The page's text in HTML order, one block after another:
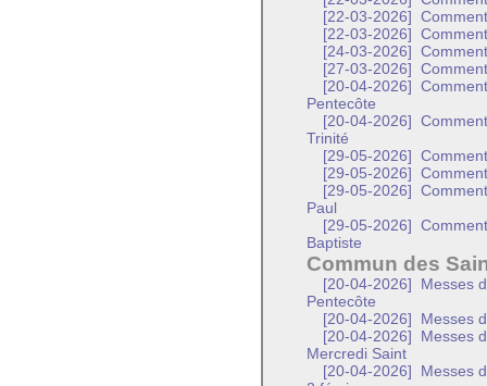
[22-03-2026]
[22-03-2026]
[24-03-2026]
[27-03-2026]
[20-04-2026]
Pentecôte
[20-04-2026]
Trinité
[29-05-2026]
[29-05-2026]
[29-05-2026]
Paul
[29-05-2026]
Baptiste
Commun des
[20-04-2026]
Messes
Pentecôte
[20-04-2026]
Messes
[20-04-2026]
Messes
Mercredi Saint
[20-04-2026]
Messes